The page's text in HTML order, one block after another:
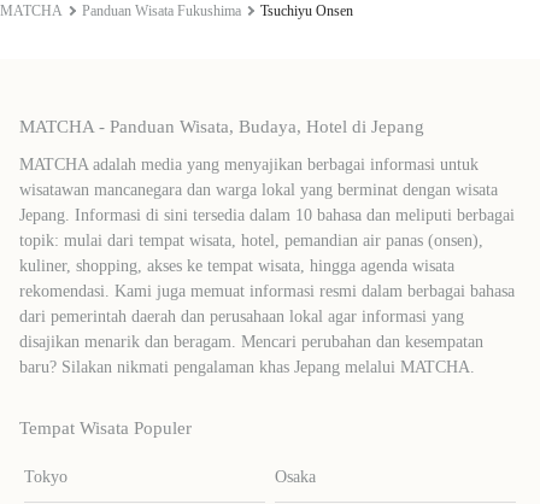
MATCHA Panduan Wisata Fukushima Tsuchiyu Onsen
MATCHA - Panduan Wisata, Budaya, Hotel di Jepang
MATCHA adalah media yang menyajikan berbagai informasi untuk
wisatawan mancanegara dan warga lokal yang berminat dengan wisata
Jepang. Informasi di sini tersedia dalam 10 bahasa dan meliputi berbagai
topik: mulai dari tempat wisata, hotel, pemandian air panas (onsen),
kuliner, shopping, akses ke tempat wisata, hingga agenda wisata
rekomendasi. Kami juga memuat informasi resmi dalam berbagai bahasa
dari pemerintah daerah dan perusahaan lokal agar informasi yang
disajikan menarik dan beragam. Mencari perubahan dan kesempatan
baru? Silakan nikmati pengalaman khas Jepang melalui MATCHA.
Tempat Wisata Populer
Tokyo Osaka